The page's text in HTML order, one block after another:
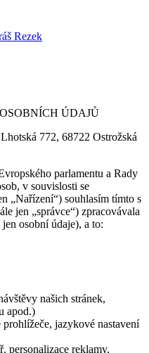
Rezek
ÚDAJŮ
772, 68722 Ostrožská
parlamentu a Rady
v souvislosti se
„Nařízení“) souhlasím tímto s
jen „správce“) zpracovávala
osobní údaje), a to:
našich stránek,
apod.)
jazykové nastavení
personalizace reklamy,